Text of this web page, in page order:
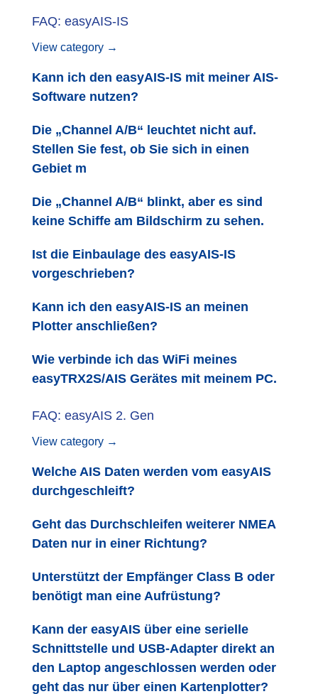
FAQ: easyAIS-IS
View category →
Kann ich den easyAIS-IS mit meiner AIS-
Software nutzen?
Die „Channel A/B“ leuchtet nicht auf.
Stellen Sie fest, ob Sie sich in einen
Gebiet m
Die „Channel A/B“ blinkt, aber es sind
keine Schiffe am Bildschirm zu sehen.
Ist die Einbaulage des easyAIS-IS
vorgeschrieben?
Kann ich den easyAIS-IS an meinen
Plotter anschließen?
Wie verbinde ich das WiFi meines
easyTRX2S/AIS Gerätes mit meinem PC.
FAQ: easyAIS 2. Gen
View category →
Welche AIS Daten werden vom easyAIS
durchgeschleift?
Geht das Durchschleifen weiterer NMEA
Daten nur in einer Richtung?
Unterstützt der Empfänger Class B oder
benötigt man eine Aufrüstung?
Kann der easyAIS über eine serielle
Schnittstelle und USB-Adapter direkt an
den Laptop angeschlossen werden oder
geht das nur über einen Kartenplotter?